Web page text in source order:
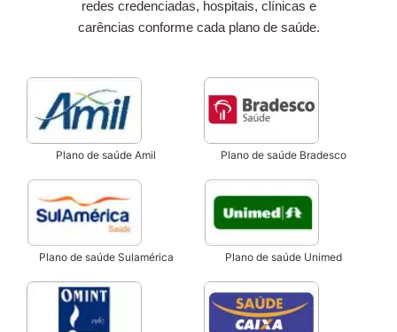
redes credenciadas, hospitais, clínicas e
carências conforme cada plano de saúde.
Plano de saúde Amil Plano de saúde Bradesco
Plano de saúde Sulamérica Plano de saúde Unimed